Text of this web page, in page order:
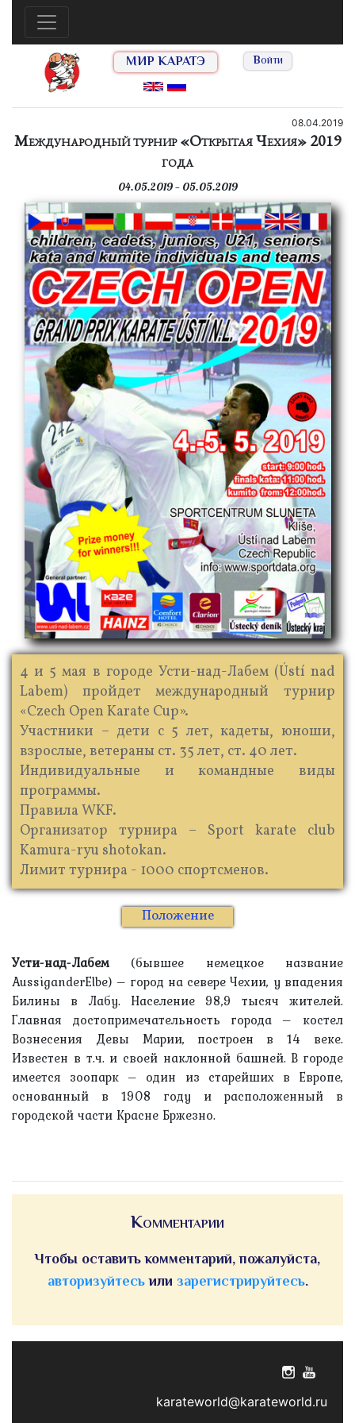
МИР КАРАТЭ Войти
08.04.2019
Международный турнир «Открытая Чехия» 2019
года
04.05.2019 — 05.05.2019
4 и 5 мая в городе Усти-над-Лабем (Ústí nad
Labem) пройдет международный турнир
«Czech Open Karate Cup».
Участники – дети с 5 лет, кадеты, юноши,
взрослые, ветераны ст. 35 лет, ст. 40 лет.
Индивидуальные и командные виды
программы.
Правила WKF.
Организатор турнира – Sport karate club
Kamura-ryu shotokan.
Лимит турнира - 1000 спортсменов.
Положение
Усти-над-Лабем (бывшее немецкое название
AussiganderElbe) – город на севере Чехии, у впадения
Билины в Лабу. Население 98,9 тысяч жителей.
Главная достопримечательность города – костел
Вознесения Девы Марии, построен в 14 веке.
Известен в т.ч. и своей наклонной башней. В городе
имеется зоопарк – один из старейших в Европе,
основанный в 1908 году и расположенный в
городской части Красне Бржезно.
Комментарии
Чтобы оставить комментарий, пожалуйста,
авторизуйтесьили зарегистрируйтесь.
karateworld@karateworld.ru